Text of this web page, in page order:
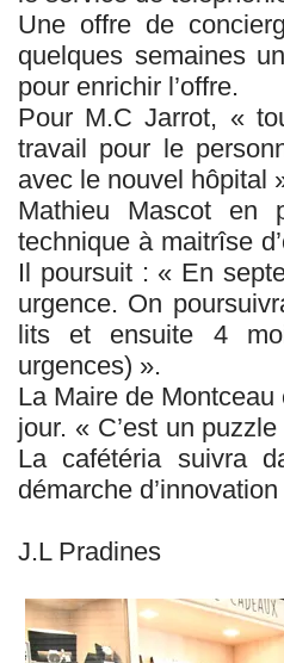
Une offre de
quelques semaines
pour enrichir l’offre.
Pour M.C Jarrot, «
travail pour le
avec le nouvel hôpital
Mathieu Mascot en
technique à maitrîse
Il poursuit : « En
urgence. On
lits et ensuite 4
urgences) ».
La Maire de
jour. « C’est un
La cafétéria suivra
démarche
J.L Pradines